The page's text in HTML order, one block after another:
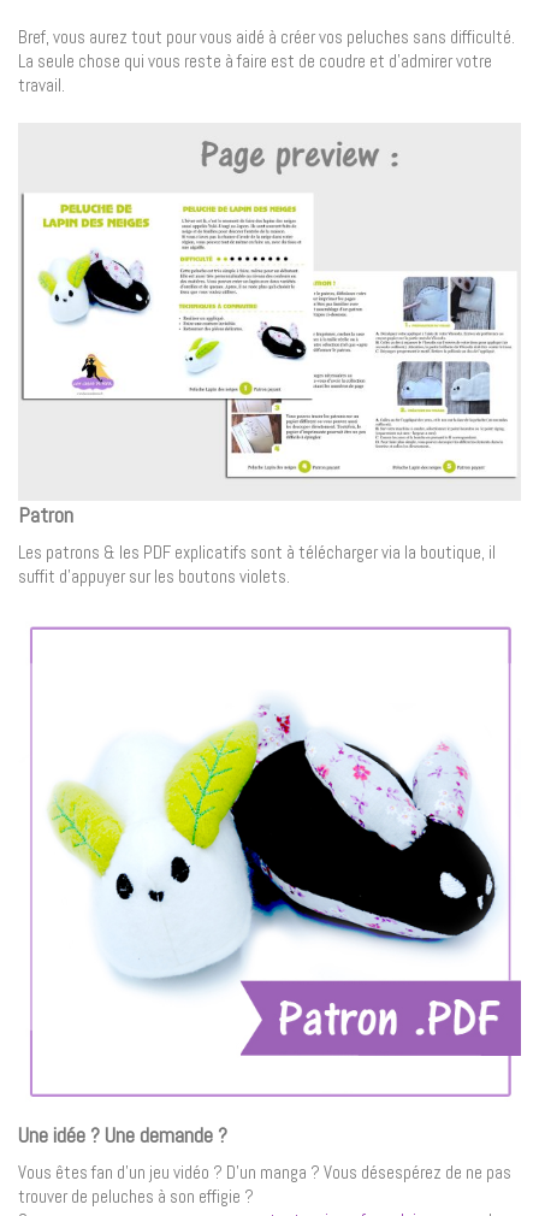
Bref, vous aurez tout pour vous aidé à créer vos peluches sans difficulté.
La seule chose qui vous reste à faire est de coudre et d’admirer votre
travail.
Patron
Les patrons & les PDF explicatifs sont à télécharger via la boutique, il
suffit d’appuyer sur les boutons violets.
Une idée ? Une demande ?
Vous êtes fan d’un jeu vidéo ? D’un manga ? Vous désespérez de ne pas
trouver de peluches à son effigie ?